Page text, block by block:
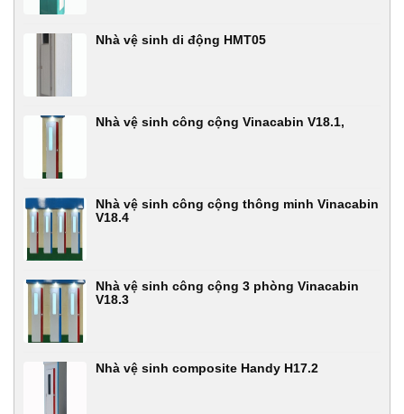
Nhà vệ sinh di động HMT05
Nhà vệ sinh công cộng Vinacabin V18.1,
Nhà vệ sinh công cộng thông minh Vinacabin
V18.4
Nhà vệ sinh công cộng 3 phòng Vinacabin
V18.3
Nhà vệ sinh composite Handy H17.2